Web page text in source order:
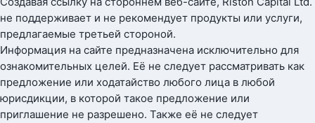
не поддерживает и не рекомендует продукты или услуги,
предлагаемые третьей стороной.
Информация на сайте предназначена исключительно для
ознакомительных целей. Её не следует рассматривать как
предложение или ходатайство любого лица в любой
юрисдикции, в которой такое предложение или
приглашение не разрешено. Также её не следует